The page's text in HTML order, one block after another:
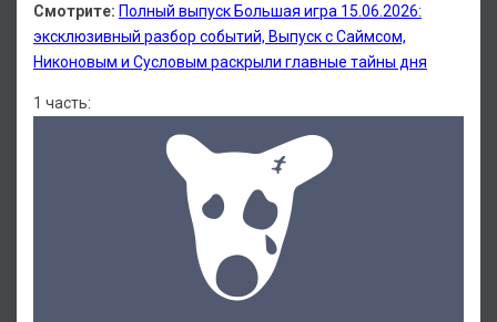
Смотрите: Полный выпуск Большая игра 15.06.2026:
эксклюзивный разбор событий, Выпуск с Саймсом,
Никоновым и Сусловым раскрыли главные тайны дня
1 часть: